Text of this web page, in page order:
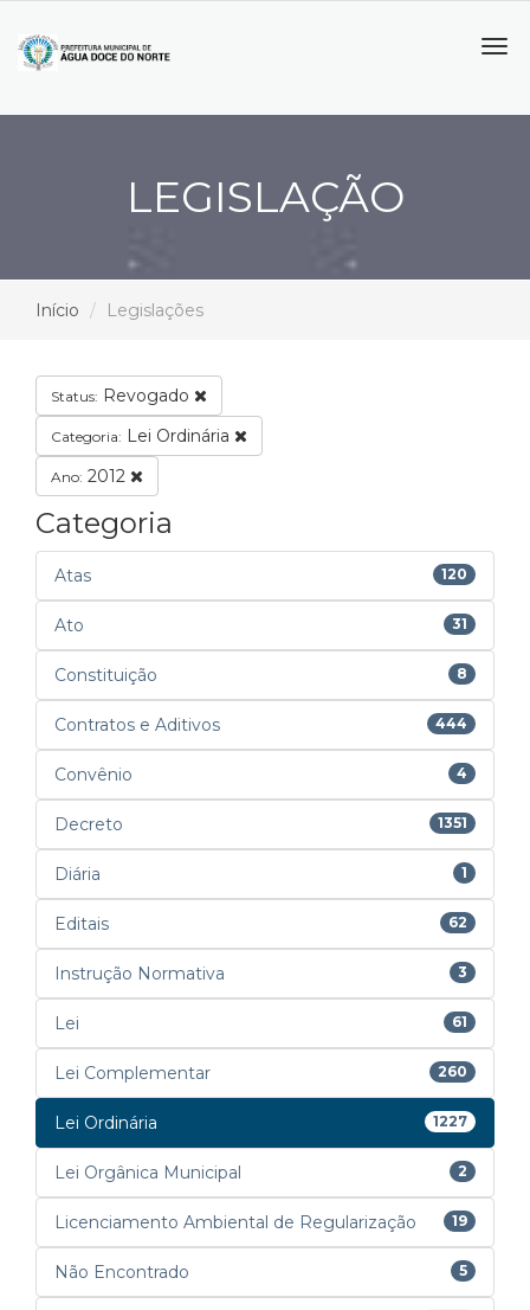
LEGISLAÇÃO
Início Legislações
Status: Revogado
Categoria: Lei Ordinária
Ano: 2012
Categoria
Atas 120
Ato 31
Constituição 8
Contratos e Aditivos 444
Convênio 4
Decreto 1351
Diária 1
Editais 62
Instrução Normativa 3
Lei 61
Lei Complementar 260
Lei Ordinária 1227
Lei Orgânica Municipal 2
Licenciamento Ambiental de Regularização 19
Não Encontrado 5